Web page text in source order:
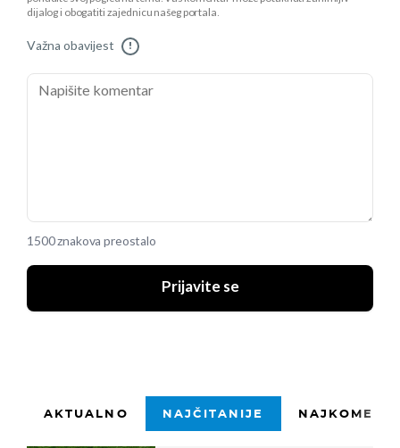
dijalog i obogatiti zajednicu našeg portala.
Važna obavijest !
1500 znakova preostalo
Prijavite se
AKTUALNO NAJČITANIJE